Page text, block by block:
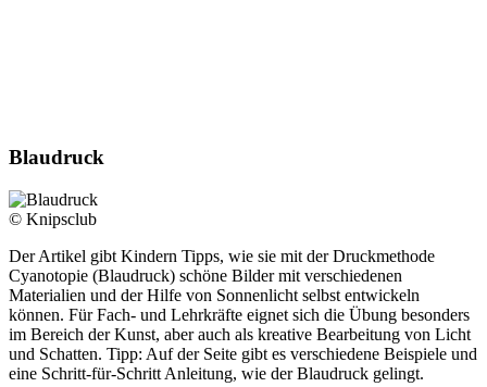
Blaudruck
© Knipsclub
Der Artikel gibt Kindern Tipps, wie sie mit der Druckmethode
Cyanotopie (Blaudruck) schöne Bilder mit verschiedenen
Materialien und der Hilfe von Sonnenlicht selbst entwickeln
können. Für Fach- und Lehrkräfte eignet sich die Übung besonders
im Bereich der Kunst, aber auch als kreative Bearbeitung von Licht
und Schatten. Tipp: Auf der Seite gibt es verschiedene Beispiele und
eine Schritt-für-Schritt Anleitung, wie der Blaudruck gelingt.